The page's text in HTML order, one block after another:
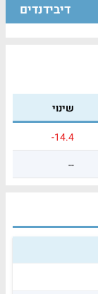
דיבידנדים
שינוי
-14.4
--